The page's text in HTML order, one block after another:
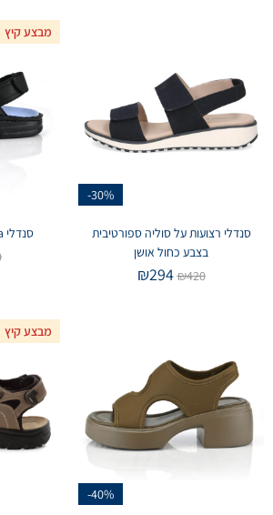
-30%
סנדלי רצועות על סוליה ספורטיבית
בצבע כחול אושן
₪420
₪294
מבצע קיץ
סנדלי Mallorca בצבע שחור
-40%
מבצע קיץ